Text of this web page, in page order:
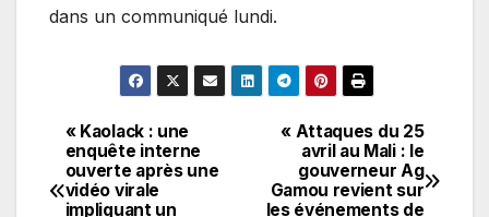
dans un communiqué lundi.
Navigation
de
« Attaques du 25
avril au Mali : le
gouverneur Ag
Gamou revient sur
les événements de
« Kaolack : une
enquête interne
ouverte après une
vidéo virale
impliquant un